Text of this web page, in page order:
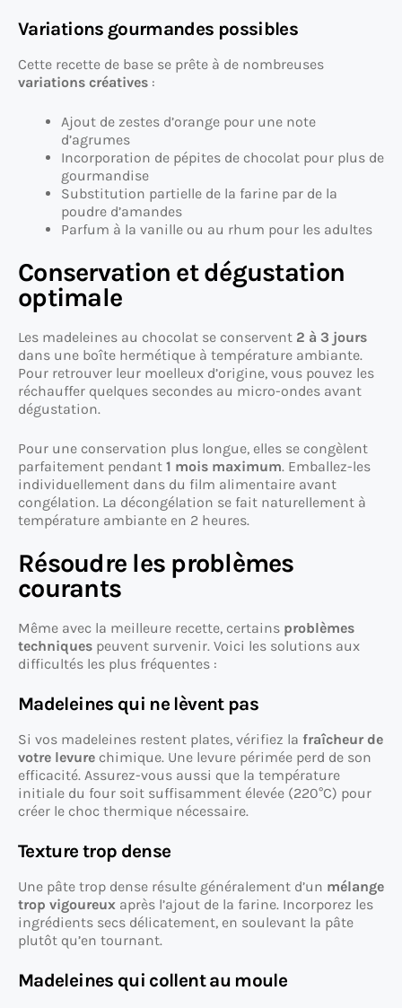
Variations gourmandes possibles
Cette recette de base se prête à de nombreuses
variations créatives :
Ajout de zestes d’orange pour une note
d’agrumes
Incorporation de pépites de chocolat pour plus de
gourmandise
Substitution partielle de la farine par de la
poudre d’amandes
Parfum à la vanille ou au rhum pour les adultes
Conservation et dégustation
optimale
Les madeleines au chocolat se conservent 2 à 3 jours
dans une boîte hermétique à température ambiante.
Pour retrouver leur moelleux d’origine, vous pouvez les
réchauffer quelques secondes au micro-ondes avant
dégustation.
Pour une conservation plus longue, elles se congèlent
parfaitement pendant 1 mois maximum. Emballez-les
individuellement dans du film alimentaire avant
congélation. La décongélation se fait naturellement à
température ambiante en 2 heures.
Résoudre les problèmes
courants
Même avec la meilleure recette, certains problèmes
techniques peuvent survenir. Voici les solutions aux
difficultés les plus fréquentes :
Madeleines qui ne lèvent pas
Si vos madeleines restent plates, vérifiez la fraîcheur de
votre levure chimique. Une levure périmée perd de son
efficacité. Assurez-vous aussi que la température
initiale du four soit suffisamment élevée (220°C) pour
créer le choc thermique nécessaire.
Texture trop dense
Une pâte trop dense résulte généralement d’un mélange
trop vigoureux après l’ajout de la farine. Incorporez les
ingrédients secs délicatement, en soulevant la pâte
plutôt qu’en tournant.
Madeleines qui collent au moule